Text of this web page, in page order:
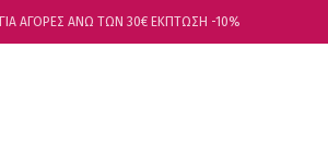
ΓΙΑ ΑΓΟΡΕΣ ΑΝΩ ΤΩΝ 30€ ΕΚΠΤΩΣΗ -10%